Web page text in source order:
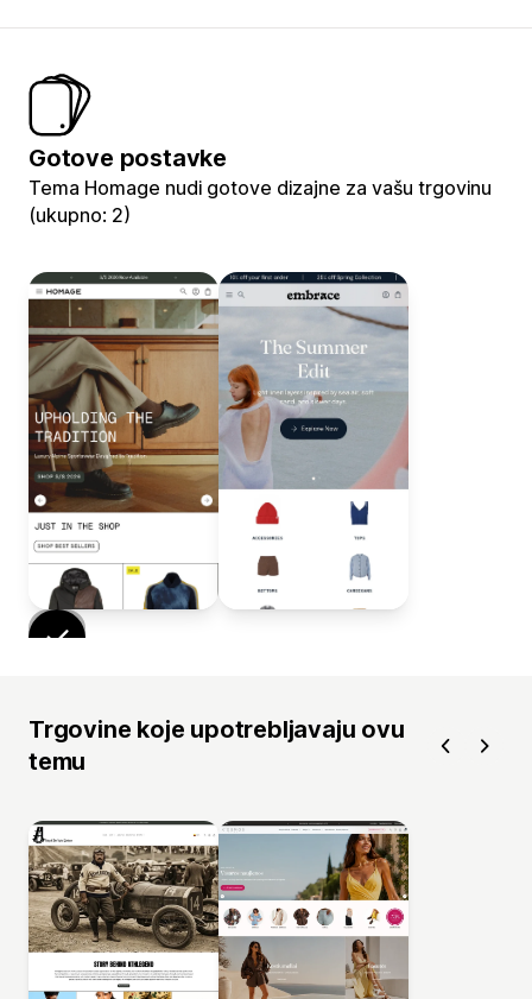
Gotove postavke
Tema Homage nudi gotove dizajne za vašu trgovinu
(ukupno: 2)
Trgovine koje upotrebljavaju ovu
temu